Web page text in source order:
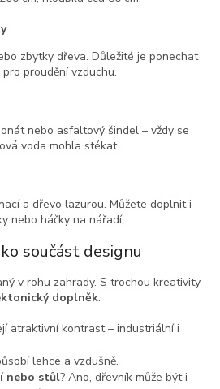
zbytky dřeva. Důležité je ponechat
proudění vzduchu.
nebo asfaltový šindel – vždy se
voda mohla stékat.
a dřevo lazurou. Můžete doplnit i
nebo háčky na nářadí.
součást designu
v rohu zahrady. S trochou kreativity
doplněk.
atraktivní kontrast – industriální i
lehce a vzdušně.
nebo stůl? Ano, dřevník může být i